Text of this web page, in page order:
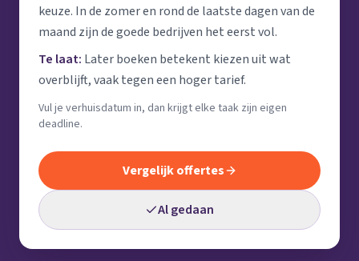
keuze. In de zomer en rond de laatste dagen van de
maand zijn de goede bedrijven het eerst vol.
Te laat: Later boeken betekent kiezen uit wat
overblijft, vaak tegen een hoger tarief.
Vul je verhuisdatum in, dan krijgt elke taak zijn eigen
deadline.
Vergelijk offertes
Al gedaan